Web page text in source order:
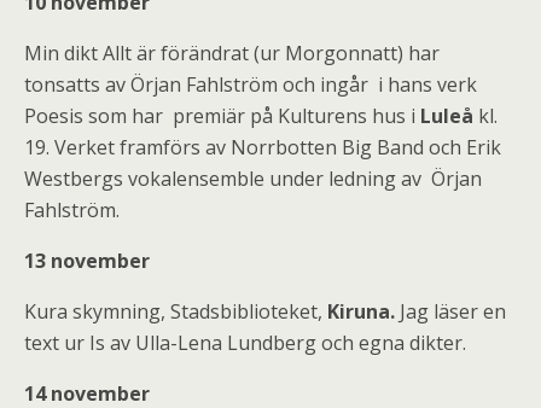
Min dikt Allt är förändrat (ur Morgonnatt) har
tonsatts av Örjan Fahlström och ingår i hans verk
Poesis som har premiär på Kulturens hus i Luleå kl.
19. Verket framförs av Norrbotten Big Band och Erik
Westbergs vokalensemble under ledning av Örjan
Fahlström.
13 november
Kura skymning, Stadsbiblioteket, Kiruna. Jag läser en
text ur Is av Ulla-Lena Lundberg och egna dikter.
14 november